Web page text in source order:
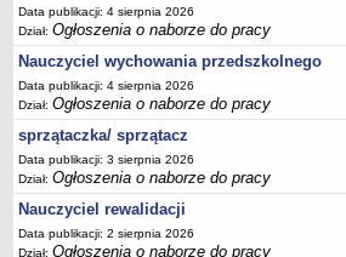
RAPORTY O STANIE DOSTĘPNOŚCI
Data publikacji: 4 sierpnia 2026
Dział:Ogłoszenia o naborze do pracy
Nauczyciel wychowania przedszkolnego
Data publikacji: 4 sierpnia 2026
Dział:Ogłoszenia o naborze do pracy
sprzątaczka/ sprzątacz
Data publikacji: 3 sierpnia 2026
Dział:Ogłoszenia o naborze do pracy
Nauczyciel rewalidacji
Data publikacji: 2 sierpnia 2026
Dział:Ogłoszenia o naborze do pracy